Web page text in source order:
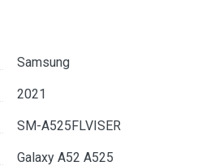
Samsung
2021
SM-A525FLVISER
Galaxy A52 A525